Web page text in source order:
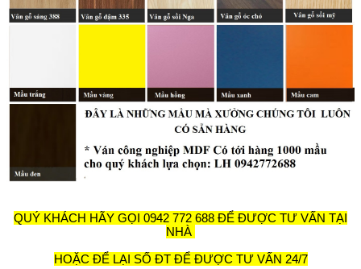
QUÝ KHÁCH HÃY GỌI 0942 772 688 ĐỂ ĐƯỢC TƯ VẤN TẠI
NHÀ
HOẶC ĐỂ LẠI SỐ ĐT ĐỂ ĐƯỢC TƯ VẤN 24/7